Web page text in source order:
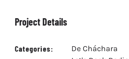
Project Details
Categories:
De Cháchara